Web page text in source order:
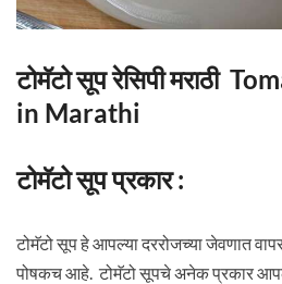
टोमॅटो सूप रेसिपी मराठी
in Marathi
टोमॅटो सूप प्रकार :
टोमॅटो सूप हे आपल्या दररोजच्या जेवणात
पोषकच आहे. टोमॅटो सूपचे अनेक प्रकार